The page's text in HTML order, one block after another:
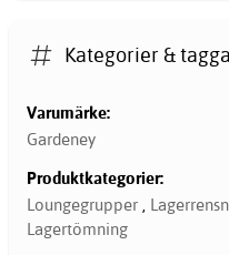
Kategorier &
Varumärke:
Gardeney
Produktkategorier:
Loungegrupper
Lagertömning